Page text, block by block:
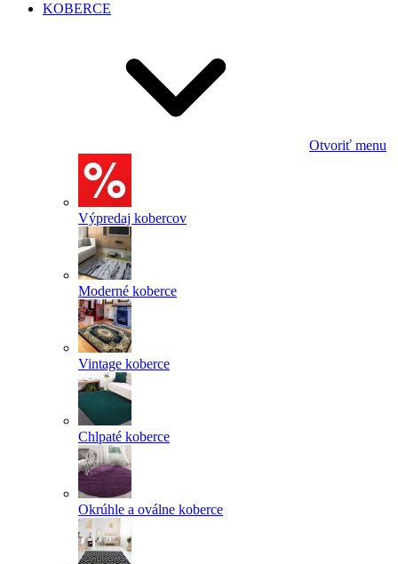
KOBERCE
Otvoriť menu
Výpredaj kobercov
Moderné koberce
Vintage koberce
Chlpaté koberce
Okrúhle a oválne koberce